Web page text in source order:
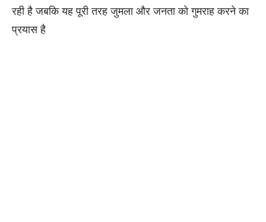
रही है जबकि यह पूरी तरह जुमला और जनता को गुमराह करने का
प्रयास है